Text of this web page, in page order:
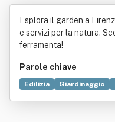
Esplora il garden a
e servizi per la natura.
ferramenta!
Parole chiave
Edilizia Giardinaggio